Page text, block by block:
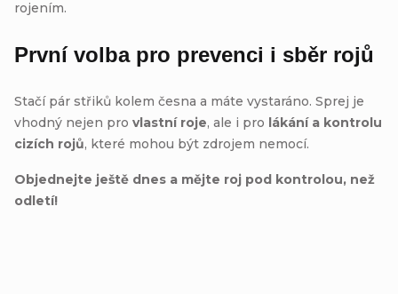
rojením.
První volba pro prevenci i sběr rojů
Stačí pár střiků kolem česna a máte vystaráno. Sprej je
vhodný nejen pro vlastní roje, ale i pro lákání a kontrolu
cizích rojů, které mohou být zdrojem nemocí.
Objednejte ještě dnes a mějte roj pod kontrolou, než
odletí!